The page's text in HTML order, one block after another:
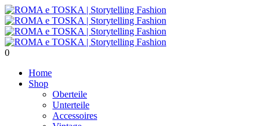
0
Home
Shop
Oberteile
Unterteile
Accessoires